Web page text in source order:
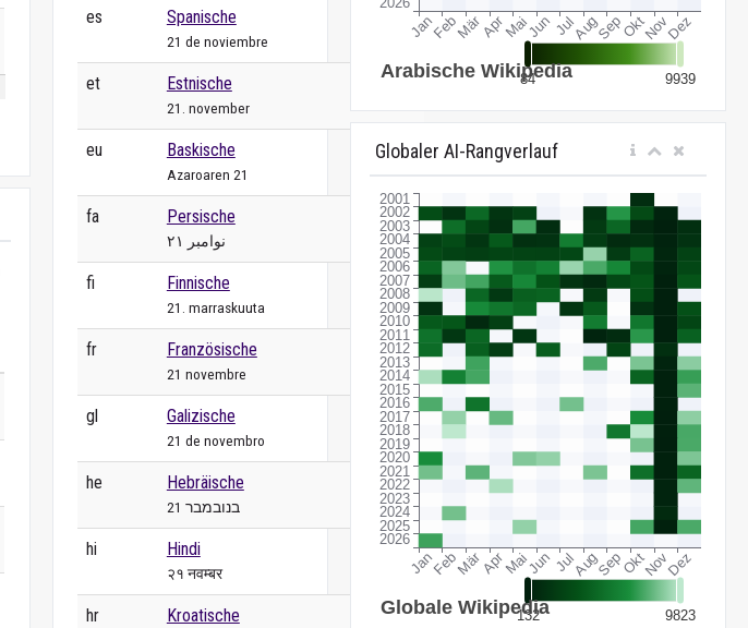
es Spanische
21 de noviembre
et Estnische
21. november
eu Baskische
Azaroaren 21
fa Persische
۲۱ نوامبر
fi Finnische
21. marraskuuta
fr Französische
21 novembre
gl Galizische
21 de novembro
he Hebräische
21 בנובמבר
hi Hindi
२१ नवम्बर
hr Kroatische
Globaler AI-Rangverlauf